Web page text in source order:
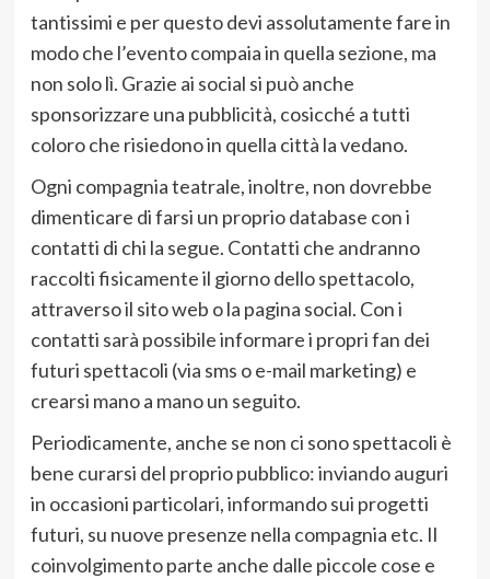
tantissimi e per questo devi assolutamente fare in
modo che l’evento compaia in quella sezione, ma
non solo lì. Grazie ai social si può anche
sponsorizzare una pubblicità, cosicché a tutti
coloro che risiedono in quella città la vedano.
Ogni compagnia teatrale, inoltre, non dovrebbe
dimenticare di farsi un proprio database con i
contatti di chi la segue. Contatti che andranno
raccolti fisicamente il giorno dello spettacolo,
attraverso il sito web o la pagina social. Con i
contatti sarà possibile informare i propri fan dei
futuri spettacoli (via sms o e-mail marketing) e
crearsi mano a mano un seguito.
Periodicamente, anche se non ci sono spettacoli è
bene curarsi del proprio pubblico: inviando auguri
in occasioni particolari, informando sui progetti
futuri, su nuove presenze nella compagnia etc. Il
coinvolgimento parte anche dalle piccole cose e